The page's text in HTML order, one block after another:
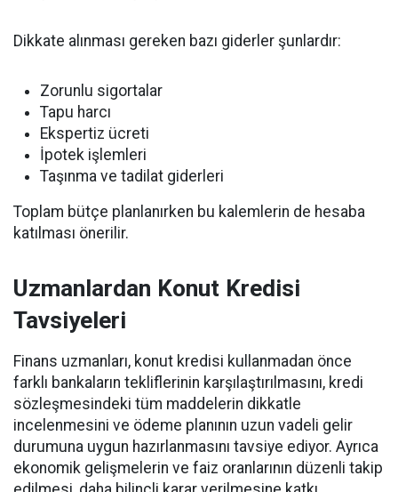
Dikkate alınması gereken bazı giderler şunlardır:
Zorunlu sigortalar
Tapu harcı
Ekspertiz ücreti
İpotek işlemleri
Taşınma ve tadilat giderleri
Toplam bütçe planlanırken bu kalemlerin de hesaba
katılması önerilir.
Uzmanlardan Konut Kredisi
Tavsiyeleri
Finans uzmanları, konut kredisi kullanmadan önce
farklı bankaların tekliflerinin karşılaştırılmasını, kredi
sözleşmesindeki tüm maddelerin dikkatle
incelenmesini ve ödeme planının uzun vadeli gelir
durumuna uygun hazırlanmasını tavsiye ediyor. Ayrıca
ekonomik gelişmelerin ve faiz oranlarının düzenli takip